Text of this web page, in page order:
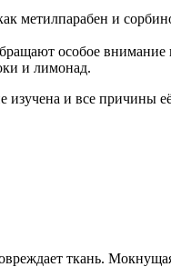
метилпарабен и
особое внимание
и лимонад.
и все причины
ткань.